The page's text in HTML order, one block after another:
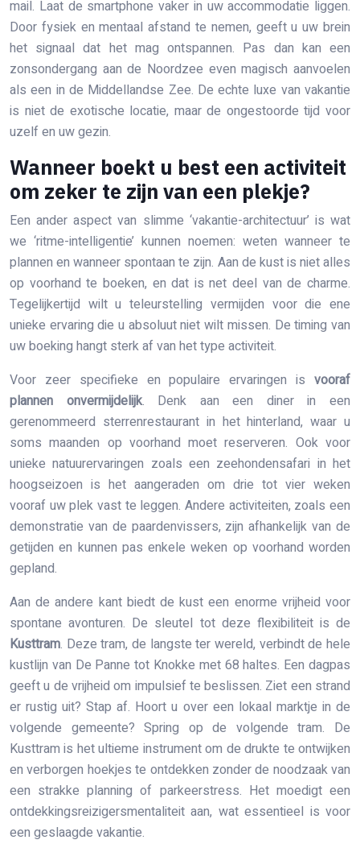
mail. Laat de smartphone vaker in uw accommodatie liggen.
Door fysiek en mentaal afstand te nemen, geeft u uw brein
het signaal dat het mag ontspannen. Pas dan kan een
zonsondergang aan de Noordzee even magisch aanvoelen
als een in de Middellandse Zee. De echte luxe van vakantie
is niet de exotische locatie, maar de ongestoorde tijd voor
uzelf en uw gezin.
Wanneer boekt u best een activiteit
om zeker te zijn van een plekje?
Een ander aspect van slimme ‘vakantie-architectuur’ is wat
we ‘ritme-intelligentie’ kunnen noemen: weten wanneer te
plannen en wanneer spontaan te zijn. Aan de kust is niet alles
op voorhand te boeken, en dat is net deel van de charme.
Tegelijkertijd wilt u teleurstelling vermijden voor die ene
unieke ervaring die u absoluut niet wilt missen. De timing van
uw boeking hangt sterk af van het type activiteit.
Voor zeer specifieke en populaire ervaringen is vooraf
plannen onvermijdelijk. Denk aan een diner in een
gerenommeerd sterrenrestaurant in het hinterland, waar u
soms maanden op voorhand moet reserveren. Ook voor
unieke natuurervaringen zoals een zeehondensafari in het
hoogseizoen is het aangeraden om drie tot vier weken
vooraf uw plek vast te leggen. Andere activiteiten, zoals een
demonstratie van de paardenvissers, zijn afhankelijk van de
getijden en kunnen pas enkele weken op voorhand worden
gepland.
Aan de andere kant biedt de kust een enorme vrijheid voor
spontane avonturen. De sleutel tot deze flexibiliteit is de
Kusttram. Deze tram, de langste ter wereld, verbindt de hele
kustlijn van De Panne tot Knokke met 68 haltes. Een dagpas
geeft u de vrijheid om impulsief te beslissen. Ziet een strand
er rustig uit? Stap af. Hoort u over een lokaal marktje in de
volgende gemeente? Spring op de volgende tram. De
Kusttram is het ultieme instrument om de drukte te ontwijken
en verborgen hoekjes te ontdekken zonder de noodzaak van
een strakke planning of parkeerstress. Het moedigt een
ontdekkingsreizigersmentaliteit aan, wat essentieel is voor
een geslaagde vakantie.